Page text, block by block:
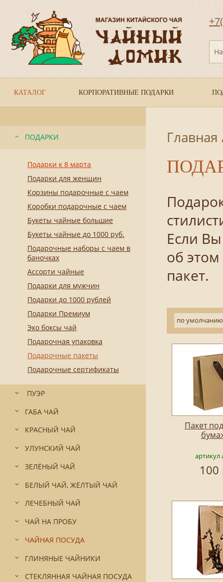
КАТАЛОГ КОРПОРАТИВНЫЕ ПОДАРКИ
ПОДАРКИ
Подарки к 8 марта
Подарки для женщин
Корзины подарочные с чаем
Коробки подарочные с чаем
Букеты чайные большие
Букеты чайные до 1000 руб.
Подарочные наборы с чаем в
баночках
Ассорти чайные
Подарки для мужчин
Подарки до 1000 рублей
Подарки Премиум
Эко боксы чай
Подарочная упаковка
Подарочные пакеты
Подарочные сертификаты
ПУЭР
ГАБА ЧАЙ
КРАСНЫЙ ЧАЙ
УЛУНСКИЙ ЧАЙ
ЗЕЛЁНЫЙ ЧАЙ
БЕЛЫЙ ЧАЙ, ЖЁЛТЫЙ ЧАЙ
ЛЕЧЕБНЫЙ ЧАЙ
ЧАЙ НА ПРОБУ
ЧАЙНАЯ ПОСУДА
ГЛИНЯНЫЕ ЧАЙНИКИ
СТЕКЛЯННАЯ ЧАЙНАЯ ПОСУДА
Главная
Если
об
пакет.
по умолчанию
Пакет
артикул
100